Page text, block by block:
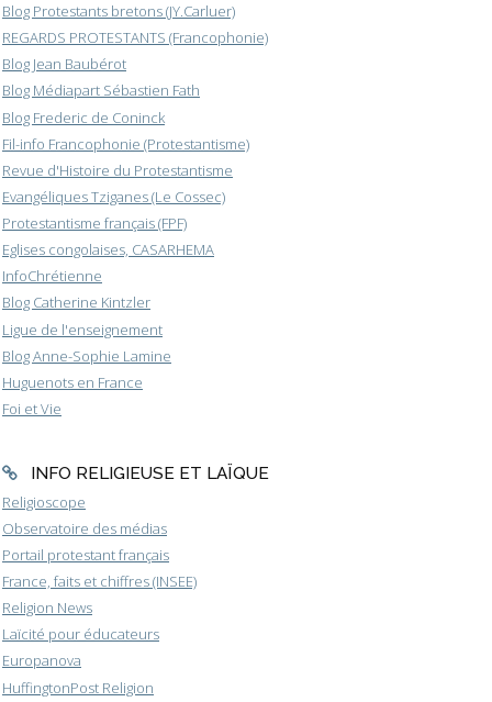
Blog Protestants bretons (JY.Carluer)
REGARDS PROTESTANTS (Francophonie)
Blog Jean Baubérot
Blog Médiapart Sébastien Fath
Blog Frederic de Coninck
Fil-info Francophonie (Protestantisme)
Revue d'Histoire du Protestantisme
Evangéliques Tziganes (Le Cossec)
Protestantisme français (FPF)
Eglises congolaises, CASARHEMA
InfoChrétienne
Blog Catherine Kintzler
Ligue de l'enseignement
Blog Anne-Sophie Lamine
Huguenots en France
Foi et Vie
INFO RELIGIEUSE ET LAÏQUE
Religioscope
Observatoire des médias
Portail protestant français
France, faits et chiffres (INSEE)
Religion News
Laïcité pour éducateurs
Europanova
HuffingtonPost Religion